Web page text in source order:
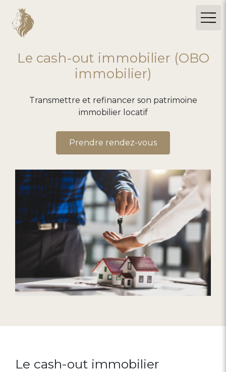
Le cash-out immobilier (OBO
immobilier)
Transmettre et refinancer son patrimoine
immobilier locatif
Prendre rendez-vous
Le cash-out immobilier